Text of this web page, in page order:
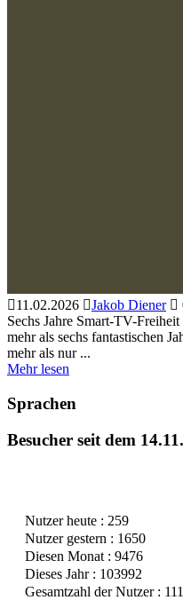
11.02.2026 Jakob Diener
Sechs Jahre Smart-TV-
mehr als sechs fantastischen
mehr als nur ...
Mehr lesen
Sprachen
Besucher seit dem
Nutzer heute : 259
Nutzer gestern : 1650
Diesen Monat : 9476
Dieses Jahr : 103992
Gesamtzahl der Nutzer :